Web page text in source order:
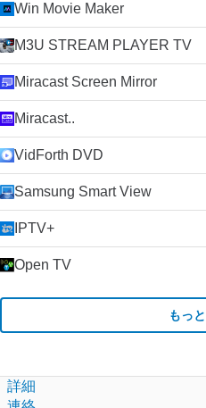
Win Movie Maker
M3U STREAM PLAYER TV
Miracast Screen Mirror
Miracast..
VidForth DVD
Samsung Smart View
IPTV+
Open TV
もっ
詳細